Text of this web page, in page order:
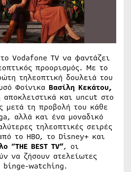
Vodafone TV να φαντάζει
προορισμός. Με το
τηλεοπτική δουλειά του
Φοίνικα Βασίλη Κεκάτου,
αποκλειστικά και uncut στο
μετά τη προβολή του κάθε
αλλά και ένα μοναδικό
τηλεοπτικές σειρές
το ΗΒΟ, το Disney+ και
“THE BEST TV”, οι
να ζήσουν ατελείωτες
binge-watching.